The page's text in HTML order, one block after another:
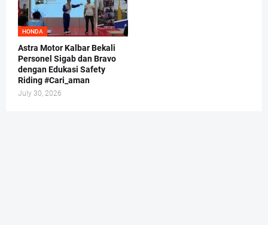
HONDA
Astra Motor Kalbar Bekali
Personel Sigab dan Bravo
dengan Edukasi Safety
Riding #Cari_aman
July 30, 2026